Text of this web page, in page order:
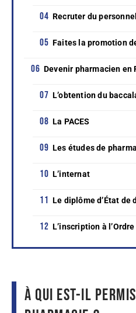
Recruter du personnel
Faites la promotion
Devenir pharmacien en
L’obtention du
La PACES
Les études de
L’internat
Le diplôme d’État de
L’inscription à
À qui est-il